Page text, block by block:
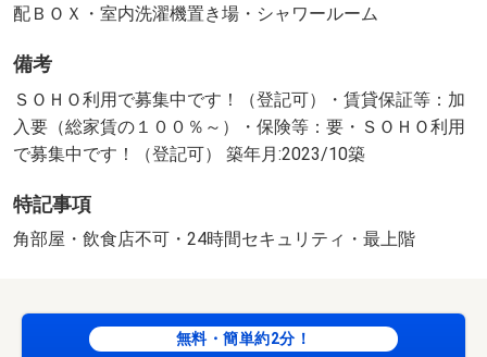
配ＢＯＸ・室内洗濯機置き場・シャワールーム
備考
ＳＯＨＯ利用で募集中です！（登記可）・賃貸保証等：加
入要（総家賃の１００％～）・保険等：要・ＳＯＨＯ利用
で募集中です！（登記可） 築年月:2023/10築
特記事項
角部屋・飲食店不可・24時間セキュリティ・最上階
無料・簡単約2分！